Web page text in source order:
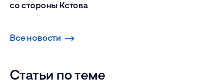
со стороны Кстова
Все новости
Статьи по теме